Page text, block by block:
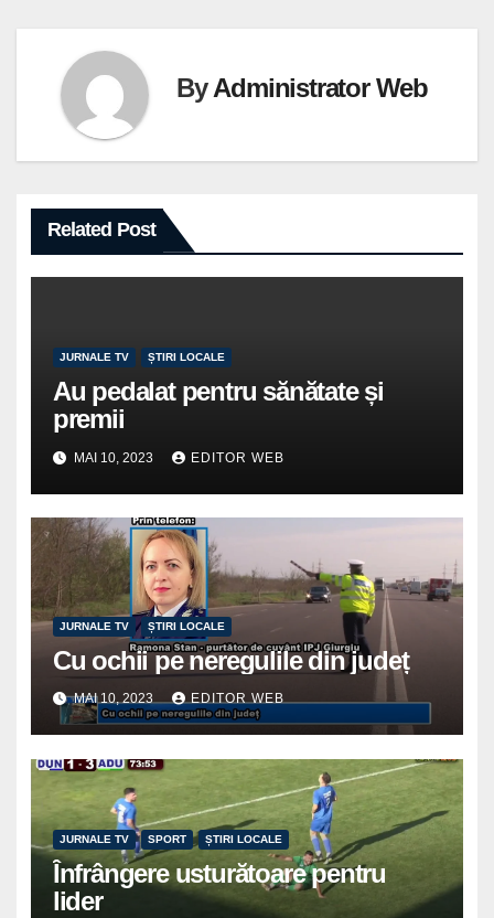
ByAdministrator Web
Related Post
JURNALE TV ȘTIRI LOCALE
Au pedalat pentru sănătate și
premii
MAI 10, 2023 EDITOR WEB
JURNALE TV ȘTIRI LOCALE
Cu ochii pe neregulile din județ
MAI 10, 2023 EDITOR WEB
JURNALE TV SPORT ȘTIRI LOCALE
Înfrângere usturătoare pentru
lider